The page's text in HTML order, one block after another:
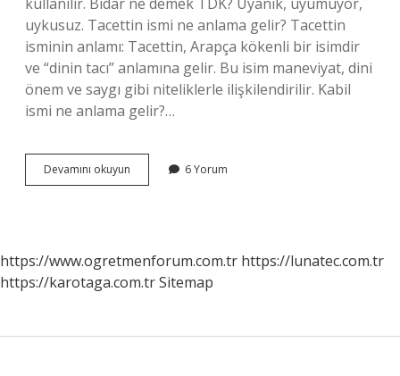
uykusuz. Tacettin ismi ne anlama gelir? Tacettin
isminin anlamı: Tacettin, Arapça kökenli bir isimdir
ve “dinin tacı” anlamına gelir. Bu isim maneviyat, dini
önem ve saygı gibi niteliklerle ilişkilendirilir. Kabil
ismi ne anlama gelir?…
Devamını okuyun
Ne
6 Yorum
https://www.ogretmenforum.com.tr https://lunatec.com.tr
https://karotaga.com.trSitemap